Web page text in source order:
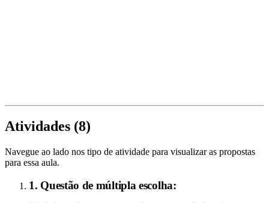
Atividades (8)
Navegue ao lado nos tipo de atividade para visualizar as propostas
para essa aula.
1. Questão de múltipla escolha: